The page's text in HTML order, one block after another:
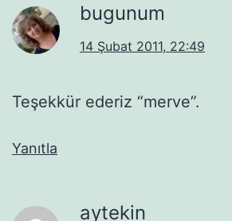
bugunum
14 Şubat 2011, 22:49
Teşekkür ederiz “merve”.
Yanıtla
aytekin